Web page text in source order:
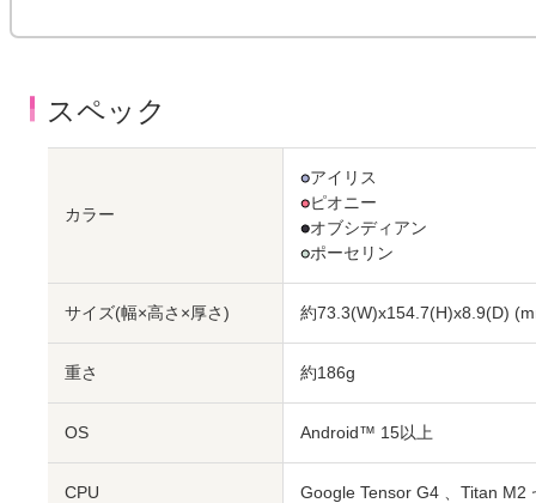
スペック
カラー
●アイリス
●ピオニー
●オブシディアン
●ポーセリン
サイズ(幅×高さ×厚さ) 約73.3(W)x154.7(H)x8.9(D)
重さ 約186g
OS Android™ 15以上
CPU Google Tensor G4 、Titan M2